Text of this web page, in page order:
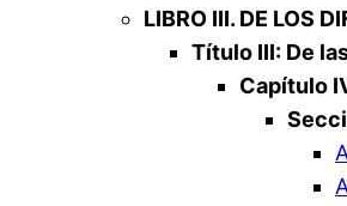
LIBRO III. DE LOS
Título III: De
Capítulo